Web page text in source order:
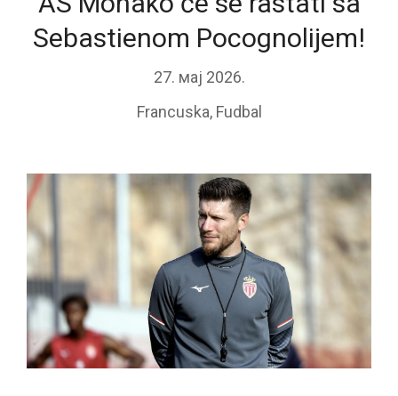
Sebastienom Pocognolijem!
27. мај 2026.
Francuska, Fudbal